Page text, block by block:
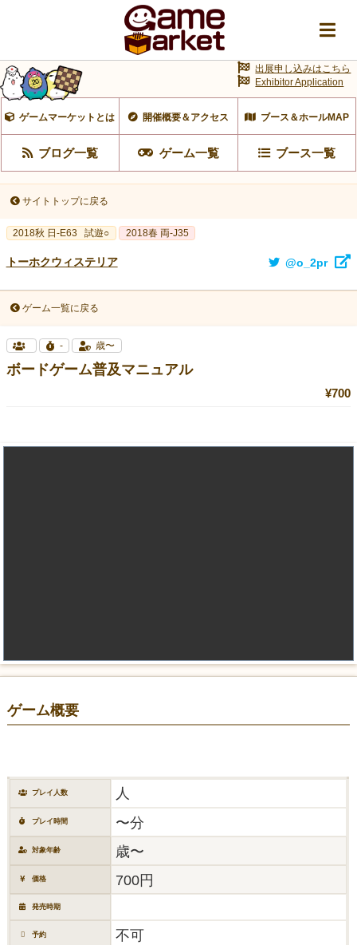
ゲームマーケットとは 開催概要＆アクセス ブース＆ホールMAP
ブログ一覧 ゲーム一覧 ブース一覧
出展申し込みはこちら
Exhibitor Application
サイトトップに戻る
2018秋 日-E63 試遊○ 2018春 両-J35
トーホクウィステリア @o_2pr
ゲーム一覧に戻る
- 歳〜
ボードゲーム普及マニュアル
¥700
ゲーム概要
プレイ人数 人
プレイ時間 〜分
対象年齢 歳〜
価格 700円
発売時期
予約 不可